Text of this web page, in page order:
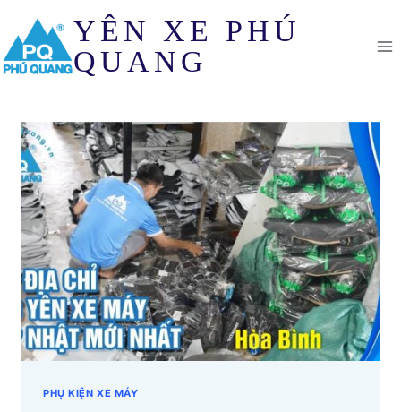
content
YÊN XE PHÚ
QUANG
PHỤ KIỆN XE MÁY